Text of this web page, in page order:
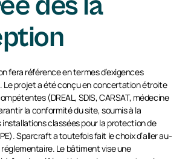
fera référence en termes d’exigences
Le projet a été conçu en concertation étroite
(DREAL, SDIS, CARSAT, médecine
la conformité du site, soumis à la
classées pour la protection de
Sparcraft a toutefois fait le choix d’aller au-
Le bâtiment vise une